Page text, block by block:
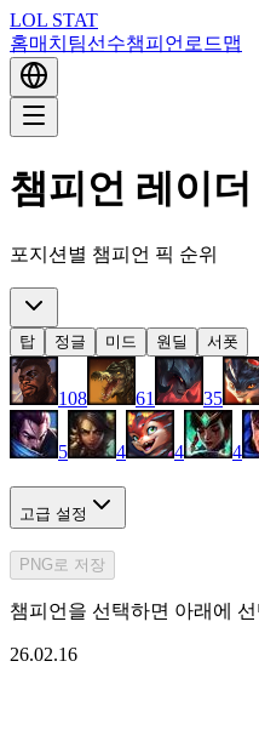
LOL STAT
홈매치 팀선수챔피언 로드맵
챔피언 레이더
포지션별 챔피언 픽 순위
탑 정글 미드 원딜 서폿
108 61 35
5 4 4 4
고급 설정
PNG로 저장
챔피언을 선택하면 아래에
26.02.16